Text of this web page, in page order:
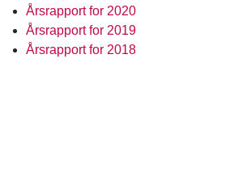
Årsrapport for 2020
Årsrapport for 2019
Årsrapport for 2018